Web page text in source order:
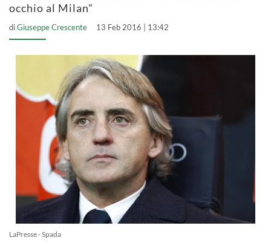
occhio al Milan"
diGiuseppe Crescente 13 Feb 2016 | 13:42
LaPresse - Spada